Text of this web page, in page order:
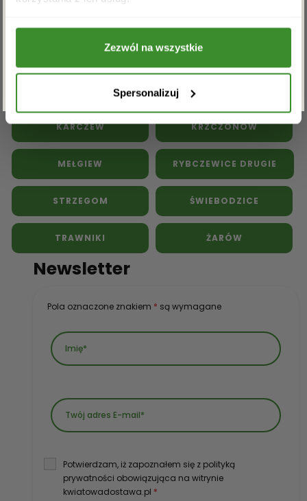
Zezwól na wszystkie
Spersonalizuj
Inne kwiaciarnie w powiecie
świdnickim:
JAWORZYNA ŚLĄSKA
KARCZEW KRZCZONÓW
MEŁGIEW RYBCZEWICE DRUGIE
STRZEGOM ŚWIEBODZICE
TRAWNIKI ŻARÓW
Newsletter
Pola oznaczone znakiem * są wymagane
Potwierdzam, iż zapoznałem się z polityką
prywatności obowiązująca na witrynie
kwiatowadostawa.pl *
przetwarzanie powyższych danych osobowych
ZAPISZ SIĘ